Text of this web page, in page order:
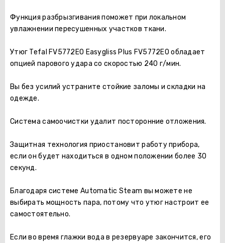
Функция разбрызгивания поможет при локальном
увлажнении пересушенных участков ткани.
Утюг Tefal FV5772E0 Easygliss Plus FV5772E0 обладает
опцией парового удара со скоростью 240 г/мин.
Вы без усилий устраните стойкие заломы и складки на
одежде.
Система самоочистки удалит посторонние отложения.
Защитная технология приостановит работу прибора,
если он будет находиться в одном положении более 30
секунд.
Благодаря системе Automatic Steam вы можете не
выбирать мощность пара, потому что утюг настроит ее
самостоятельно.
Если во время глажки вода в резервуаре закончится, его